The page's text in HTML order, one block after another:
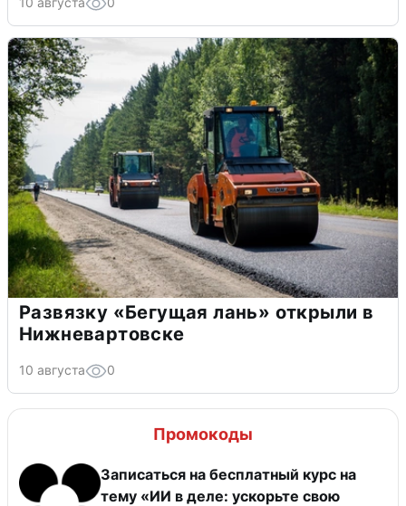
Развязку «Бегущая лань» открыли в
Нижневартовске
10 августа 0
Промокоды
Записаться на бесплатный курс на
тему «ИИ в деле: ускорьте свою